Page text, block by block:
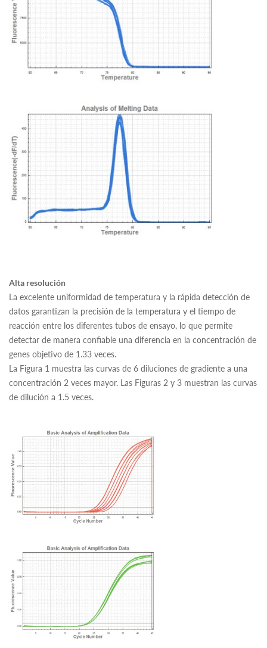
Alta resolución
La excelente uniformidad de temperatura y la rápida detección de
datos garantizan la precisión de la temperatura y el tiempo de
reacción entre los diferentes tubos de ensayo, lo que permite
detectar de manera confiable una diferencia en la concentración de
genes objetivo de 1.33 veces.
La Figura 1 muestra las curvas de 6 diluciones de gradiente a una
concentración 2 veces mayor. Las Figuras 2 y 3 muestran las curvas
de dilución a 1.5 veces.